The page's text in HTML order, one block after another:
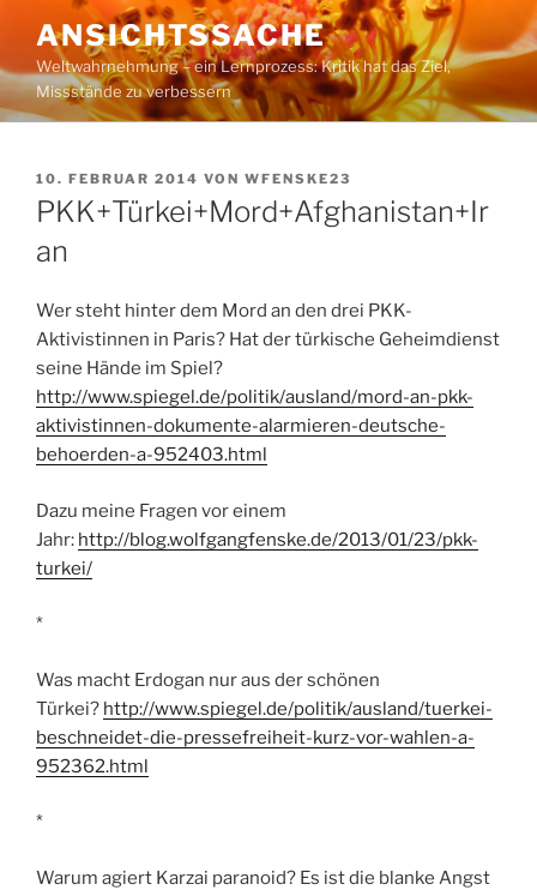
Inhalt
springen
ANSICHTSSACHE
Weltwahrnehmung – ein Lernprozess: Kritik hat das Ziel,
Missstände zu verbessern
VERÖFFENTLICHT
AM
10. FEBRUAR 2014 VON WFENSKE23
PKK+Türkei+Mord+Afghanistan+Ir
an
Wer steht hinter dem Mord an den drei PKK-
Aktivistinnen in Paris? Hat der türkische Geheimdienst
seine Hände im Spiel?
http://www.spiegel.de/politik/ausland/mord-an-pkk-
aktivistinnen-dokumente-alarmieren-deutsche-
behoerden-a-952403.html
Dazu meine Fragen vor einem
Jahr: http://blog.wolfgangfenske.de/2013/01/23/pkk-
turkei/
*
Was macht Erdogan nur aus der schönen
Türkei? http://www.spiegel.de/politik/ausland/tuerkei-
beschneidet-die-pressefreiheit-kurz-vor-wahlen-a-
952362.html
*
Warum agiert Karzai paranoid? Es ist die blanke Angst